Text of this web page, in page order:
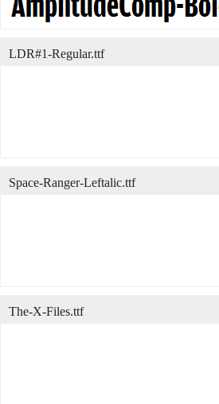
LDR#1-Regular.ttf
Space-Ranger-Leftalic.ttf
The-X-Files.ttf